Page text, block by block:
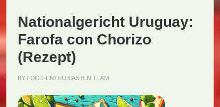
Nationalgericht Uruguay:
Farofa con Chorizo
(Rezept)
BY FOOD-ENTHUSIASTEN TEAM